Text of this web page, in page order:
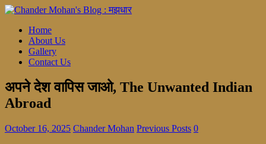
Home
About Us
Gallery
Contact Us
अपने देश वापिस जाओ, The Unwanted Indian
Abroad
October 16, 2025 Chander Mohan Previous Posts 0